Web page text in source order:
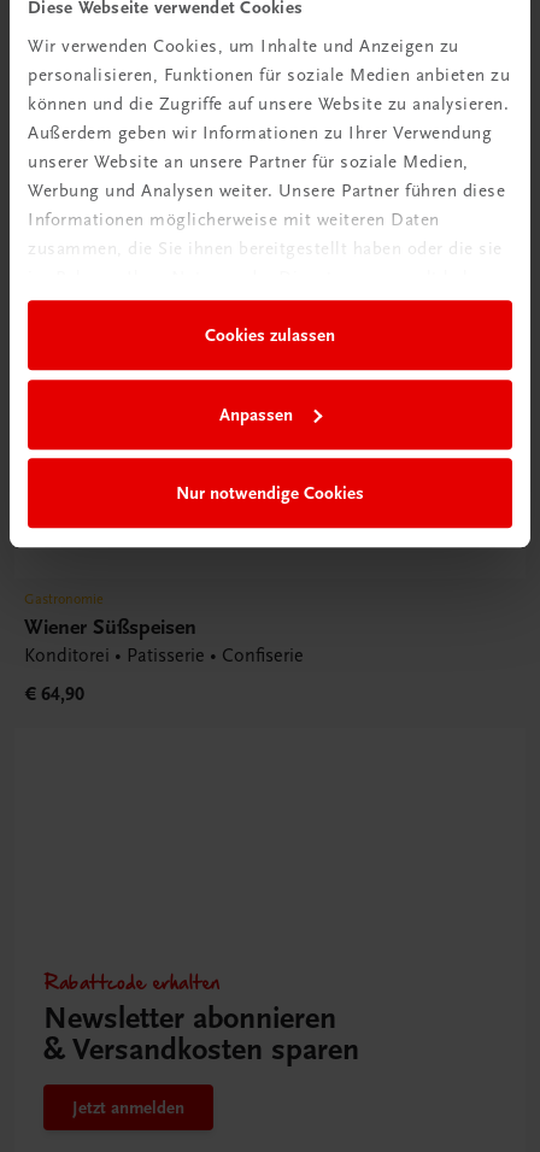
Diese Webseite verwendet Cookies
Wir verwenden Cookies, um Inhalte und Anzeigen zu
personalisieren, Funktionen für soziale Medien anbieten zu
können und die Zugriffe auf unsere Website zu analysieren.
Außerdem geben wir Informationen zu Ihrer Verwendung
unserer Website an unsere Partner für soziale Medien,
Werbung und Analysen weiter. Unsere Partner führen diese
Informationen möglicherweise mit weiteren Daten
zusammen, die Sie ihnen bereitgestellt haben oder die sie
Cookies zulassen
Anpassen
Nur notwendige Cookies
Marzipan • Schokolade • Zucker • Gebackenes
€ 79,90
Gastronomie
Wiener Süßspeisen
Konditorei • Patisserie • Confiserie
€ 64,90
Rabattcode erhalten
Newsletter abonnieren
& Versandkosten sparen
Jetzt anmelden